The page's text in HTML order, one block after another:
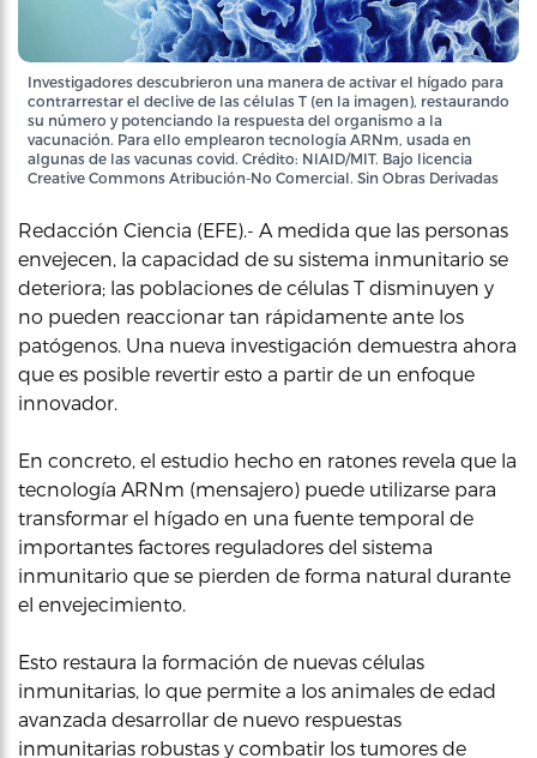
Investigadores descubrieron una manera de activar el hígado para
contrarrestar el declive de las células T (en la imagen), restaurando
su número y potenciando la respuesta del organismo a la
vacunación. Para ello emplearon tecnología ARNm, usada en
algunas de las vacunas covid. Crédito: NIAID/MIT. Bajo licencia
Creative Commons Atribución-No Comercial. Sin Obras Derivadas
Redacción Ciencia (EFE).- A medida que las personas
envejecen, la capacidad de su sistema inmunitario se
deteriora; las poblaciones de células T disminuyen y
no pueden reaccionar tan rápidamente ante los
patógenos. Una nueva investigación demuestra ahora
que es posible revertir esto a partir de un enfoque
innovador.
En concreto, el estudio hecho en ratones revela que la
tecnología ARNm (mensajero) puede utilizarse para
transformar el hígado en una fuente temporal de
importantes factores reguladores del sistema
inmunitario que se pierden de forma natural durante
el envejecimiento.
Esto restaura la formación de nuevas células
inmunitarias, lo que permite a los animales de edad
avanzada desarrollar de nuevo respuestas
inmunitarias robustas y combatir los tumores de